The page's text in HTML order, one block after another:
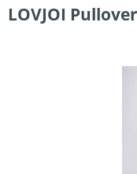
LOVJOI